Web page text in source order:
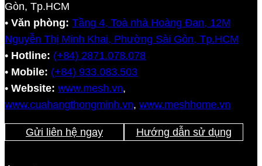
Gòn, Tp.HCM
• Văn phòng: Tầng 4, Toà nhà Hoàng Đan, 12M
Nguyễn Thị Minh Khai, Phường Sài Gòn, Tp.HCM
• Hotline: (+84) 2871.078.078
• Mobile: (+84) 933.083.503
• Website: www.mesh.vn,
www.cuahangthongminh.vn, www.meshhome.vn
Gửi liên hệ ngay Hướng dẫn sử dụng